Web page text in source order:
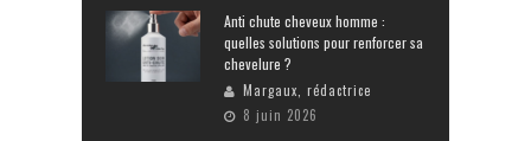
Anti chute cheveux homme :
quelles solutions pour renforcer sa
chevelure ?
Margaux, rédactrice
8 juin 2026